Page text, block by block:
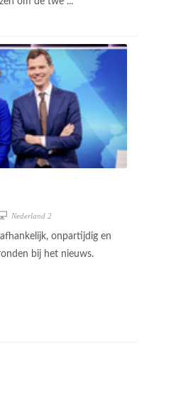
Nederland 2
onpartijdig en
bij het nieuws.